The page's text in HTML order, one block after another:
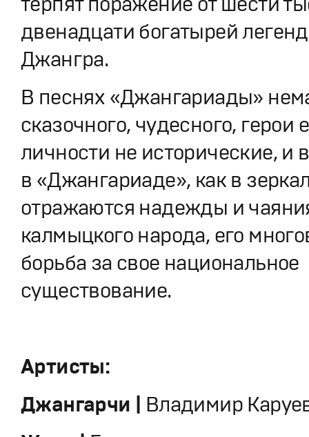
двенадцати богатырей
Джангра.
В песнях «Джангариады»
сказочного, чудесного, герои
личности не исторические, и
в «Джангариаде», как в
отражаются надежды и
калмыцкого народа, его
борьба за свое национальное
существование.
Артисты:
Джангарчи | Владимир